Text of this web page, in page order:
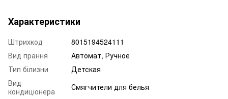
Характеристики
Штрихкод
8015194524111
Вид прання
Автомат, Ручное
Тип білизни
Детская
Вид
кондиціонера
Смягчители для белья